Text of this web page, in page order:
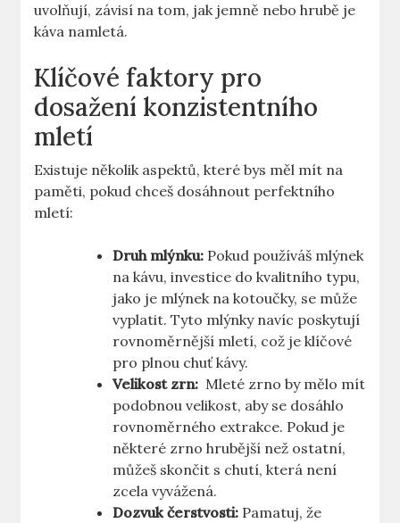
uvolňují, závisí na tom, jak jemně nebo hrubě je
káva namletá.
Klíčové faktory pro
dosažení konzistentního
mletí
Existuje několik⁣ aspektů, které​ bys měl mít na
paměti, ‍pokud chceš dosáhnout perfektního
mletí:
Druh mlýnku: Pokud používáš mlýnek
na kávu, investice do kvalitního typu,
jako je mlýnek na kotoučky, se může
vyplatit. Tyto mlýnky navíc ‍poskytují
rovnoměrnější mletí, což je klíčové
pro plnou chuť kávy.
Velikost zrn: ​ Mleté zrno by mělo mít
podobnou velikost, aby se dosáhlo
rovnoměrného extrakce. Pokud je
některé ‌zrno hrubější než⁢ ostatní,‍
můžeš skončit s chutí, která není
‌zcela vyvážená.
Dozvuk čerstvosti: Pamatuj, že